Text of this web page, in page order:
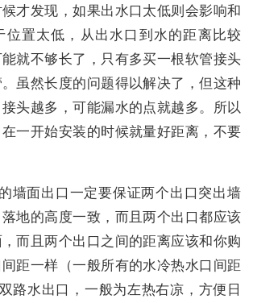
才发现，如果出水口太低则会影响和
位置太低，从出水口到水的距离比较
就不够长了，只有多买一根软管接头
虽然长度的问题得以解决了，但这种
头越多，可能漏水的点就越多。所以
一开始安装的时候就量好距离，不要
墙面出口一定要保证两个出口突出墙
地的高度一致，而且两个出口都应该
而且两个出口之间的距离应该和你购
距一样（一般所有的水冷热水口间距
路水出口，一般为左热右凉，方便日